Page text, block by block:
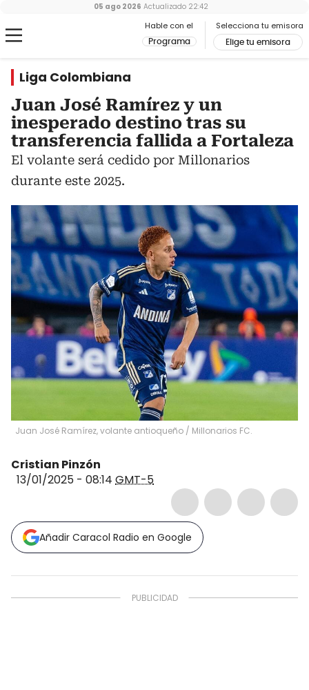
Hable con el
Programa
Selecciona tu emisora
Elige tu emisora
05 ago 2026 Actualizado 22:42
Liga Colombiana
Juan José Ramírez y un
inesperado destino tras su
transferencia fallida a Fortaleza
El volante será cedido por Millonarios
durante este 2025.
Juan José Ramírez, volante antioqueño / Millonarios FC.
Cristian Pinzón
13/01/2025 - 08:14 GMT-5
Añadir Caracol Radio en Google